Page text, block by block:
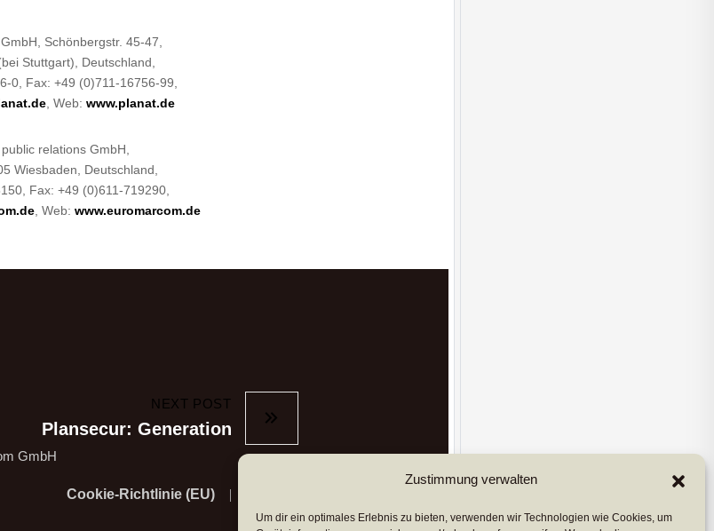
Zustimmung verwalten
Um dir ein optimales Erlebnis zu bieten, verwenden wir Technologien wie Cookies, um
Schönbergstr. 45-47,
Stuttgart), Deutschland,
0, Fax: +49 (0)711-16756-99,
, Web: www.planat.de
relations GmbH,
Wiesbaden, Deutschland,
Fax: +49 (0)611-719290,
, Web: www.euromarcom.de
NEXT POST
Plansecur: Generation
GmbH
Cookie-Richtlinie (EU)